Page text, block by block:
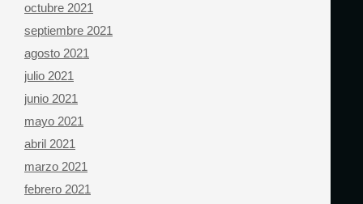
octubre 2021
septiembre 2021
agosto 2021
julio 2021
junio 2021
mayo 2021
abril 2021
marzo 2021
febrero 2021